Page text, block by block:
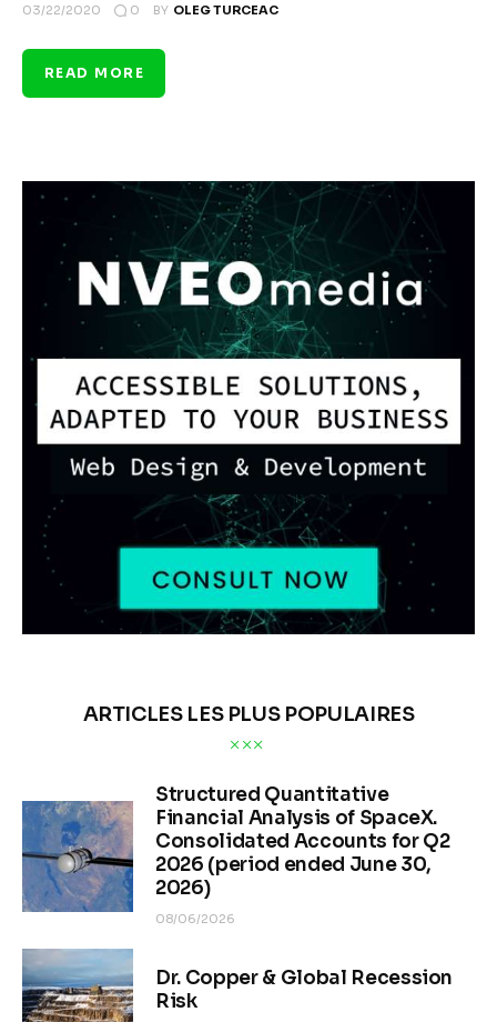
03/22/2020 0 BY OLEG TURCEAC
READ MORE
ARTICLES LES PLUS POPULAIRES
Structured Quantitative
Financial Analysis of SpaceX.
Consolidated Accounts for Q2
2026 (period ended June 30,
2026)
08/06/2026
Dr. Copper & Global Recession
Risk